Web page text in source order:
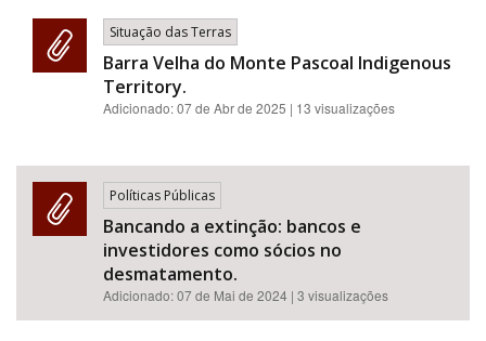
Situação das Terras
Barra Velha do Monte Pascoal Indigenous
Territory.
Adicionado:07 de Abr de 2025 | 13 visualizações
Políticas Públicas
Bancando a extinção: bancos e
investidores como sócios no
desmatamento.
Adicionado:07 de Mai de 2024 | 3 visualizações